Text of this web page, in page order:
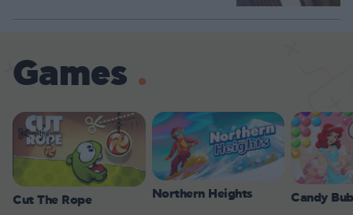
Games
Cut The Rope Northern Heights Candy